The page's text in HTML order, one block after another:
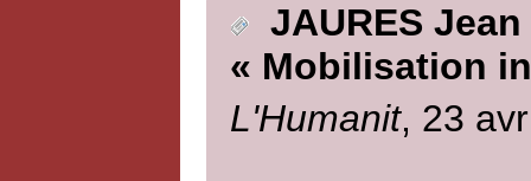
JAURES Jean
« Mobilisation
L'Humanit, 23